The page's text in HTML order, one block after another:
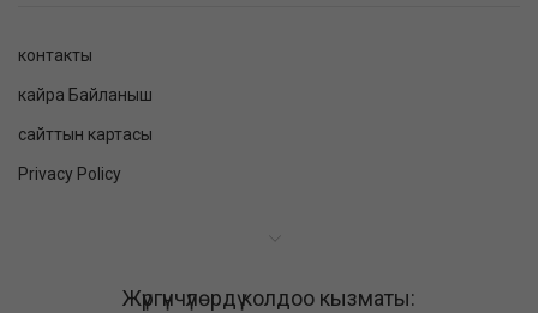
контакты
кайра Байланыш
сайттын картасы
Privacy Policy
Жүргүнчүлөрдү колдоо кызматы: